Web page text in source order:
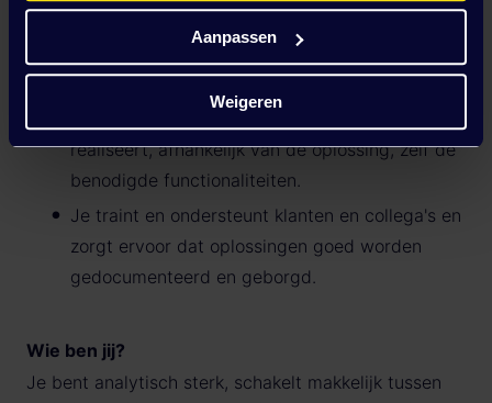
Aanpassen
Weigeren
koppelingen en datastromen met behulp van
API's, middleware en andere integraties.
Je werkt nauw samen met developers of
realiseert, afhankelijk van de oplossing, zelf de
benodigde functionaliteiten.
Je traint en ondersteunt klanten en collega's en
zorgt ervoor dat oplossingen goed worden
gedocumenteerd en geborgd.
Wie ben jij?
Je bent analytisch sterk, schakelt makkelijk tussen